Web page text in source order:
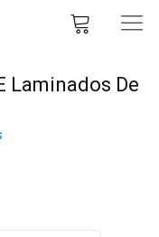
Laminados De